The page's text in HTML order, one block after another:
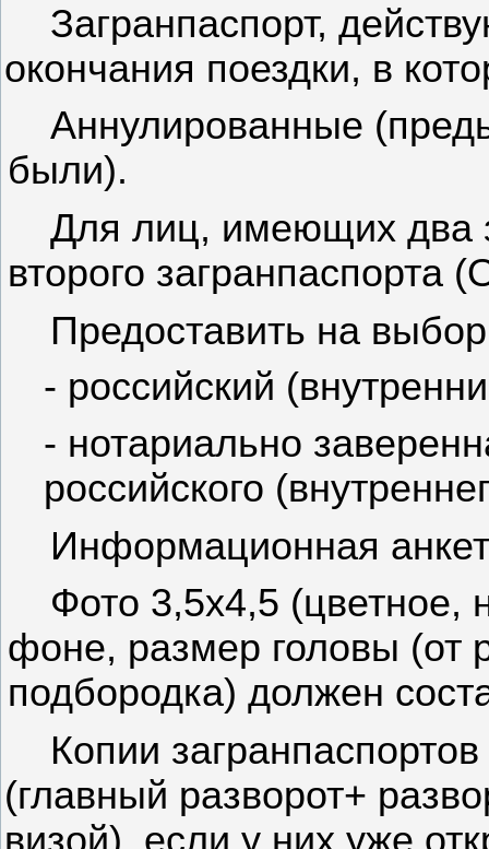
Загранпаспорт,
окончания поездки, в
Аннулированные
были).
Для лиц, имеющих два
второго
Предоставить на
- российский
- нотариально
российского
Информационная
Фото 3,5х4,5 (цветное,
фоне, размер головы (от
подбородка) должен
Копии
(главный разворот+
визой), если у них уже